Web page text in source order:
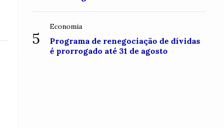
5
Economia
Programa de renegociação de dívidas
é prorrogado até 31 de agosto